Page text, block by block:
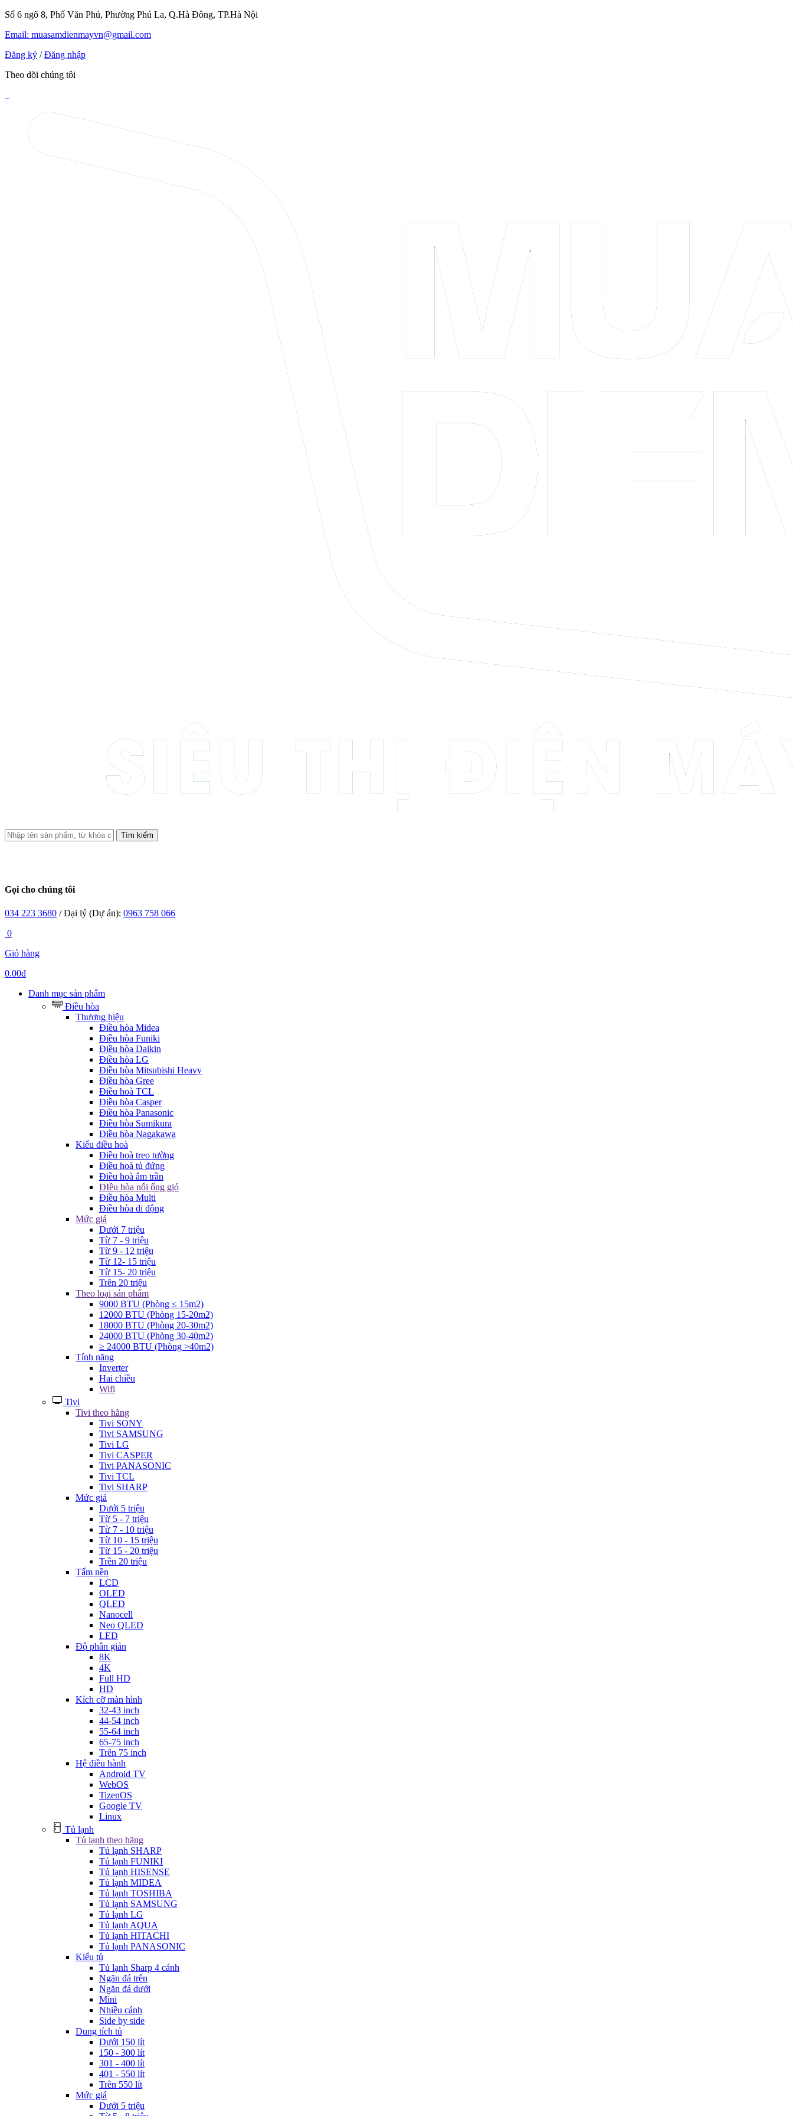
Số 6 ngõ 8, Phố Văn Phú, Phường Phú La, Q.Hà Đông, TP.Hà Nội
Email: muasamdienmayvn@gmail.com
Đăng ký / Đăng nhập
Theo dõi chúng tôi
Tìm kiếm
Gọi cho chúng tôi
034 223 3680 / Đại lý (Dự án): 0963 758 066
0
Giỏ hàng
0.00đ
Danh mục sản phẩm
Điều hòa
Thương hiệu
Điều hòa Midea
Điều hòa Funiki
Điều hòa Daikin
Điều hòa LG
Điều hòa Mitsubishi Heavy
Điều hòa Gree
Điều hoà TCL
Điều hòa Casper
Điều hòa Panasonic
Điều hòa Sumikura
Điều hòa Nagakawa
Kiểu điều hoà
Điều hoà treo tường
Điều hoà tủ đứng
Điều hoà âm trần
ĐIều hòa nối ống gió
Điều hòa Multi
Điều hòa di động
Mức giá
Dưới 7 triệu
Từ 7 - 9 triệu
Từ 9 - 12 triệu
Từ 12- 15 triệu
Từ 15- 20 triệu
Trên 20 triệu
Theo loại sản phẩm
9000 BTU (Phòng ≤ 15m2)
12000 BTU (Phòng 15-20m2)
18000 BTU (Phòng 20-30m2)
24000 BTU (Phòng 30-40m2)
≥ 24000 BTU (Phòng >40m2)
Tính năng
Inverter
Hai chiều
Wifi
Tivi
Tivi theo hãng
Tivi SONY
Tivi SAMSUNG
Tivi LG
Tivi CASPER
Tivi PANASONIC
Tivi TCL
Tivi SHARP
Mức giá
Dưới 5 triệu
Từ 5 - 7 triệu
Từ 7 - 10 triệu
Từ 10 - 15 triệu
Từ 15 - 20 triệu
Trên 20 triệu
Tấm nền
LCD
OLED
QLED
Nanocell
Neo QLED
LED
Độ phân giản
8K
4K
Full HD
HD
Kích cỡ màn hình
32-43 inch
44-54 inch
55-64 inch
65-75 inch
Trên 75 inch
Hệ điều hành
Android TV
WebOS
TizenOS
Google TV
Linux
Tủ lạnh
Tủ lạnh theo hãng
Tủ lạnh SHARP
Tủ lạnh FUNIKI
Tủ lạnh HISENSE
Tủ lạnh MIDEA
Tủ lạnh TOSHIBA
Tủ lạnh SAMSUNG
Tủ lạnh LG
Tủ lạnh AQUA
Tủ lạnh HITACHI
Tủ lạnh PANASONIC
Kiểu tủ
Tủ lạnh Sharp 4 cánh
Ngăn đá trên
Ngăn đá dưới
Mini
Nhiều cánh
Side by side
Dung tích tủ
Dưới 150 lít
150 - 300 lít
301 - 400 lít
401 - 550 lít
Trên 550 lít
Mức giá
Dưới 5 triệu